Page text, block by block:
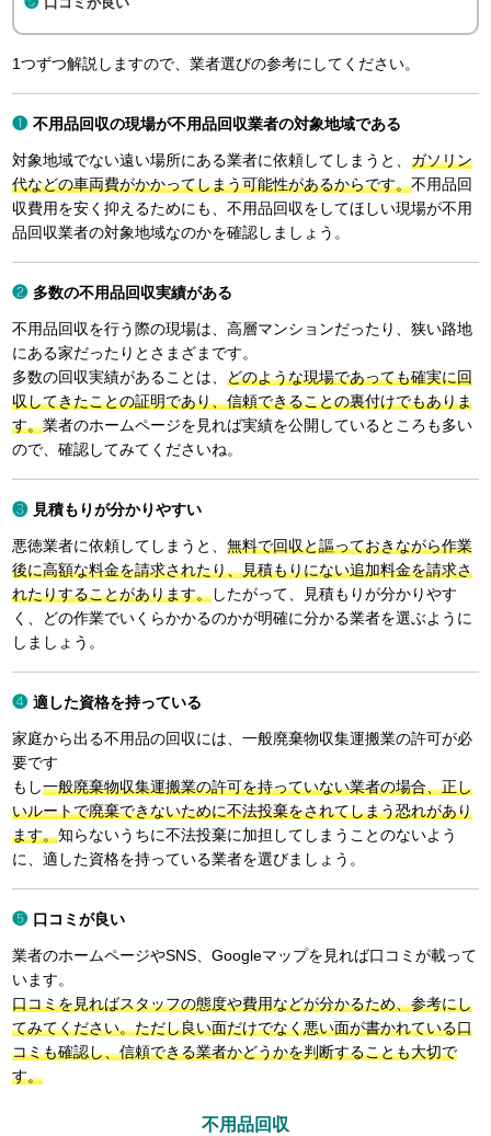
1つずつ解説しますので、業者選びの参考にしてください。
不用品回収の現場が不用品回収業者の対象地域である
対象地域でない遠い場所にある業者に依頼してしまうと、ガソリン
代などの車両費がかかってしまう可能性があるからです。不用品回
収費用を安く抑えるためにも、不用品回収をしてほしい現場が不用
品回収業者の対象地域なのかを確認しましょう。
多数の不用品回収実績がある
不用品回収を行う際の現場は、高層マンションだったり、狭い路地
にある家だったりとさまざまです。
多数の回収実績があることは、どのような現場であっても確実に回
収してきたことの証明であり、信頼できることの裏付けでもありま
す。業者のホームページを見れば実績を公開しているところも多い
ので、確認してみてくださいね。
見積もりが分かりやすい
悪徳業者に依頼してしまうと、無料で回収と謳っておきながら作業
後に高額な料金を請求されたり、見積もりにない追加料金を請求さ
れたりすることがあります。したがって、見積もりが分かりやす
く、どの作業でいくらかかるのかが明確に分かる業者を選ぶように
しましょう。
適した資格を持っている
家庭から出る不用品の回収には、一般廃棄物収集運搬業の許可が必
要です
もし一般廃棄物収集運搬業の許可を持っていない業者の場合、正し
いルートで廃棄できないために不法投棄をされてしまう恐れがあり
ます。知らないうちに不法投棄に加担してしまうことのないよう
に、適した資格を持っている業者を選びましょう。
口コミが良い
業者のホームページやSNS、Googleマップを見れば口コミが載って
います。
口コミを見ればスタッフの態度や費用などが分かるため、参考にし
てみてください。ただし良い面だけでなく悪い面が書かれている口
コミも確認し、信頼できる業者かどうかを判断することも大切で
す。
不用品回収